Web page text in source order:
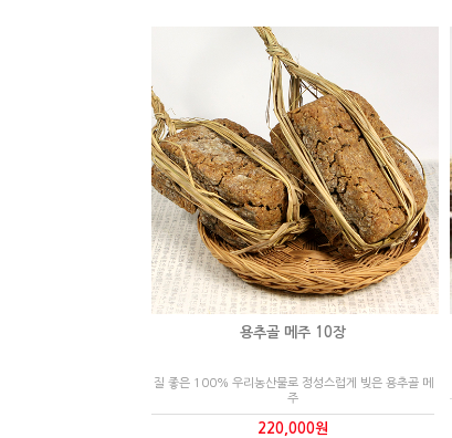
용추골 메주 10장
질 좋은 100% 우리농산물로 정성스럽게 빚은 용추골 메
주
220,000원